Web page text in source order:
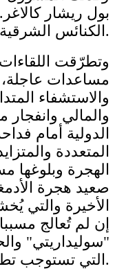
بول ريشار
الكنائس الشرقية الكاردينال ليوناردو ساندري.
وتطرّقت
مساعدات
والاستشفاء
والمالي
الدولية أمام
المتعددة
الهجرة وبلوغها
صعيد هجرة
الأخيرة والتي
إن لم تُعالج
"سوليداريتي"
التي تستوجب تطويرها وفق ما تقتضيه الظروف.